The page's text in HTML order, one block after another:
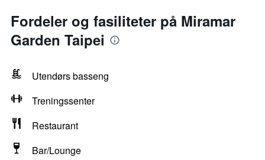
Fordeler og fasiliteter på Miramar
Garden Taipei
Utendørs basseng
Treningssenter
Restaurant
Bar/Lounge